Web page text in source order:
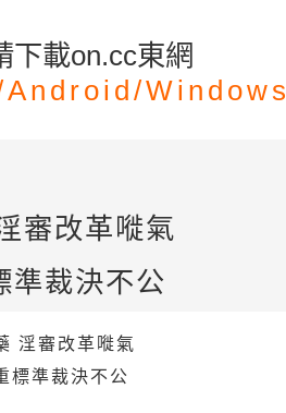
下載on.cc東網
Android/
審改革嘥氣
準裁決不公
淫審改革嘥氣
標準裁決不公